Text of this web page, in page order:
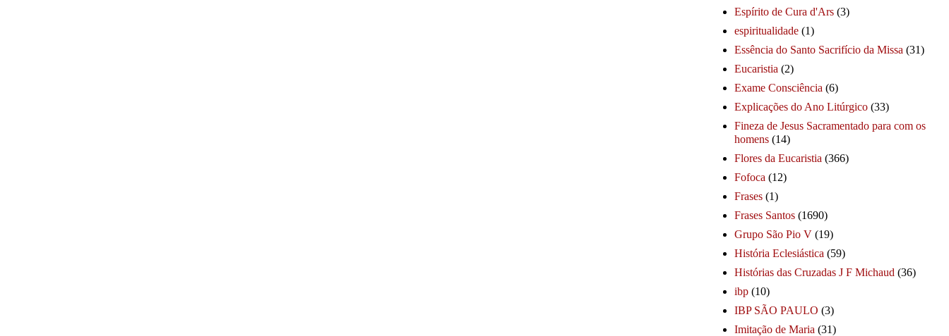
Espírito de Cura d'Ars (3)
espiritualidade (1)
Essência do Santo Sacrifício da Missa (31)
Eucaristia (2)
Exame Consciência (6)
Explicações do Ano Litúrgico (33)
Fineza de Jesus Sacramentado para com os
homens (14)
Flores da Eucaristia (366)
Fofoca (12)
Frases (1)
Frases Santos (1690)
Grupo São Pio V (19)
História Eclesiástica (59)
Histórias das Cruzadas J F Michaud (36)
ibp (10)
IBP SÃO PAULO (3)
Imitação de Maria (31)